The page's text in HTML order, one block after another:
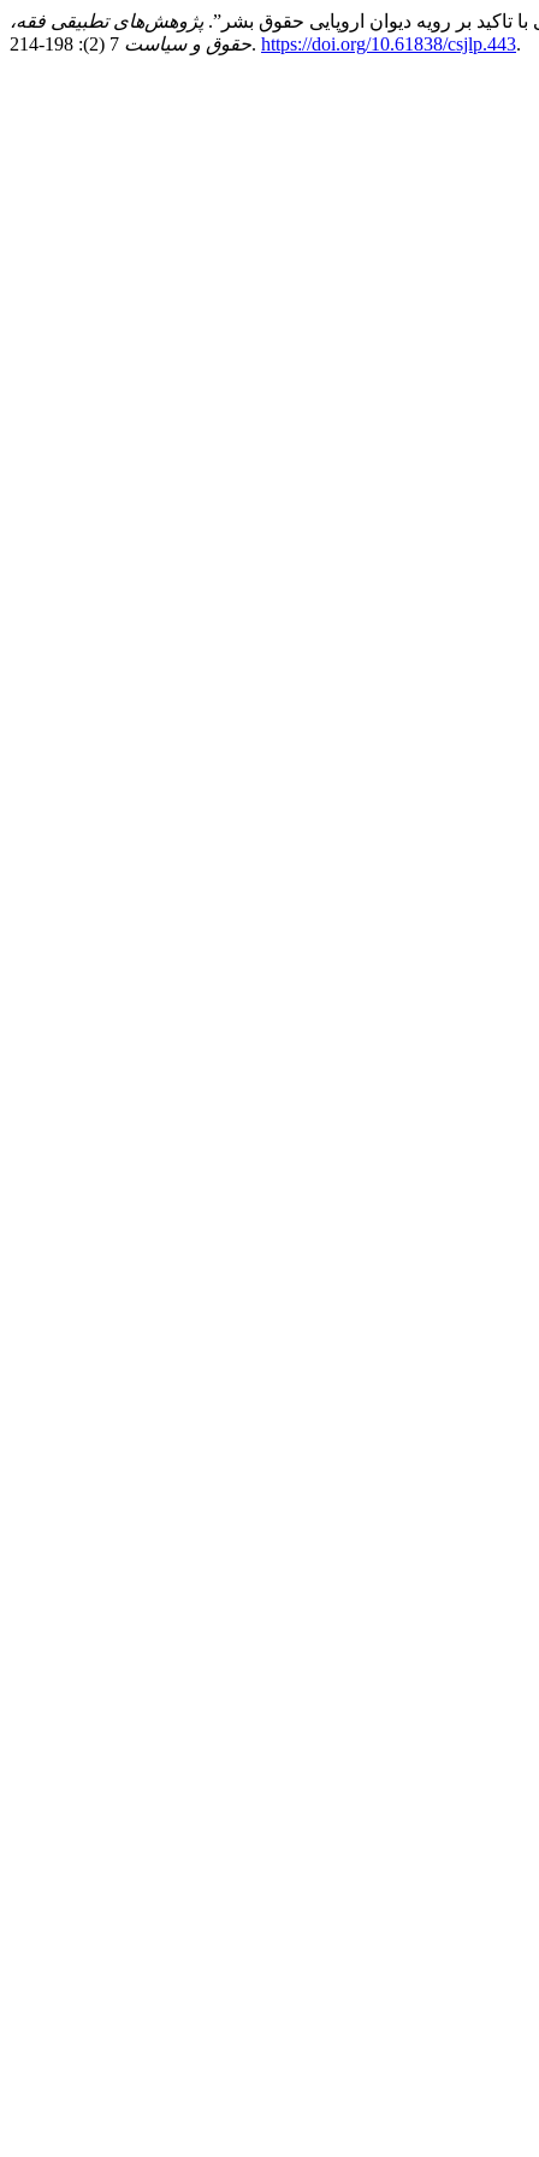
پژوهش‌های تطبیقی فقه،
حقوق و سیاست7 (2): 198-214. https://doi.org/10.61838/csjlp.443.